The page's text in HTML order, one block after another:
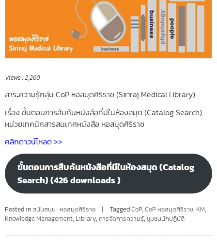
Views :2,269
สาระความรู้กลุ่ม CoP หอสมุดศิริราช (Siriraj Medical Library)
เรื่อง ขั้นตอนการสืบค้นหนังสือที่มีในห้องสมุด (Catalog Search)
หน่วยเทคนิคสารสนเทศหนังสือ หอสมุดศิริราช
คลิกดาวน์โหลด >>
ขั้นตอนการสืบค้นหนังสือที่มีในห้องสมุด (Catalog
Search) (426 downloads )
Posted inสนับสนุน : หอสมุดศิริราช TaggedCoP, CoP หอสมุดศิริราช, KM,
Knowledge Management, Library, การจัดการความรู้, ชุมชนนักปฏิบัติ